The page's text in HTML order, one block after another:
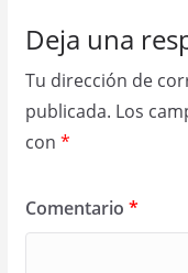
Deja una
Tu dirección de
publicada. Los
con *
Comentario *